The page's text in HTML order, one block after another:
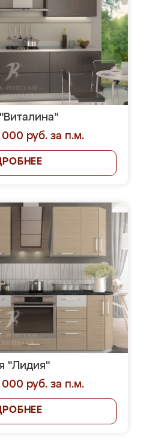
руб. за п.м.
"Лидия"
руб. за п.м.